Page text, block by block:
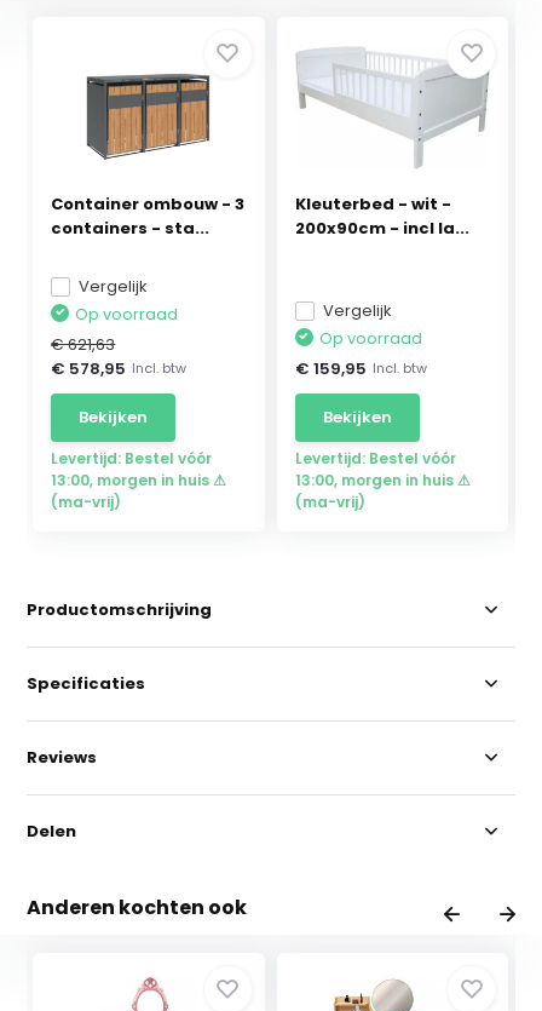
Container ombouw - 3
containers - sta...
Vergelijk
Op voorraad
€ 621,63
€ 578,95 Incl. btw
Bekijken
Levertijd: Bestel vóór
13:00, morgen in huis ⚠
(ma-vrij)
Kleuterbed - wit -
200x90cm - incl la...
Vergelijk
Op voorraad
€ 159,95 Incl. btw
Bekijken
Levertijd: Bestel vóór
13:00, morgen in huis ⚠
(ma-vrij)
Productomschrijving
Specificaties
Reviews
Delen
Anderen kochten ook